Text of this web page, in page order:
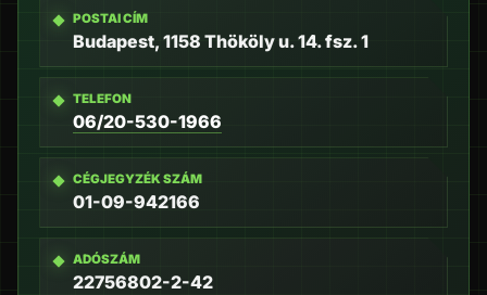
POSTAI CÍM
Budapest, 1158 Thököly u. 14. fsz. 1
TELEFON
06/20-530-1966
CÉGJEGYZÉK SZÁM
01-09-942166
ADÓSZÁM
22756802-2-42